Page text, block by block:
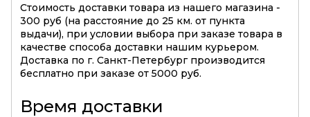
Стоимость доставки товара из нашего магазина -
300 руб (на расстояние до 25 км. от пункта
выдачи), при условии выбора при заказе товара в
качестве способа доставки нашим курьером.
Доставка по г. Санкт-Петербург производится
бесплатно при заказе от 5000 руб.
Время доставки